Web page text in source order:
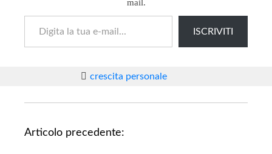
mail.
Digita la tua e-mail...
ISCRIVITI
crescita personale
N
Articolo precedente: